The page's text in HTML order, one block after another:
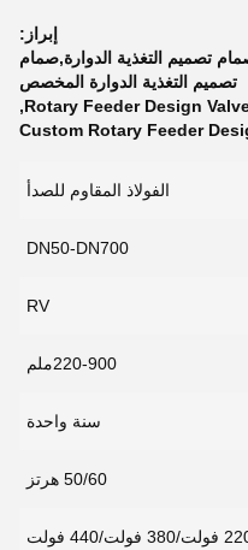
إبراز:
تصميم التغذية الدوارة,صمام
تصميم التغذية الدوارة المخصص
Rotary Feeder Design
,
Custom Rotary Feeder
الفولاذ المقاوم للصدأ
DN50-DN700
RV
220-900ملم
سنة واحدة
50/60 هرتز
380 فولت/440 فولت